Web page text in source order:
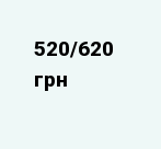
520/620
грн